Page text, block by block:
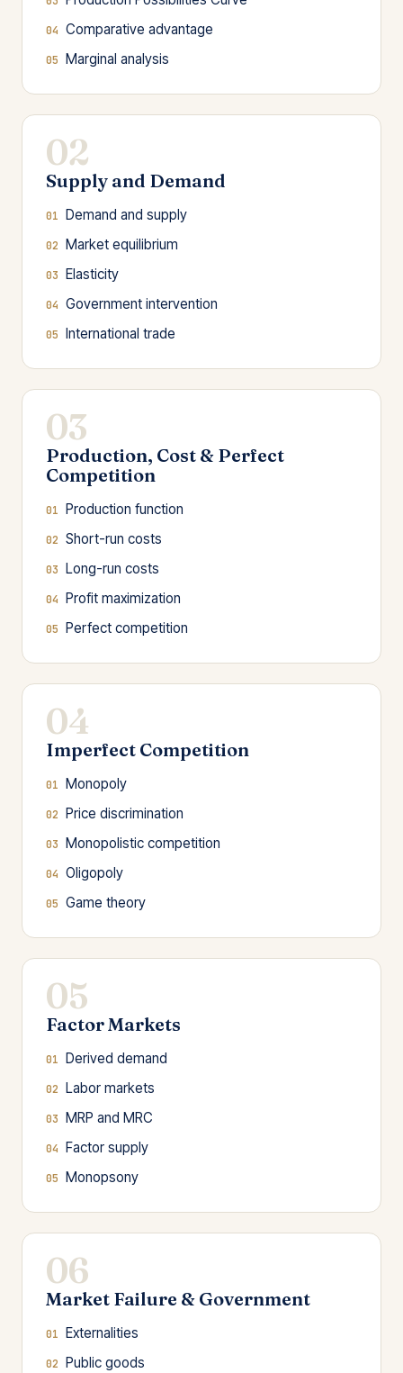
Comparative advantage
Marginal analysis
02
Supply and Demand
Demand and supply
Market equilibrium
Elasticity
Government intervention
International trade
03
Production, Cost & Perfect
Competition
Production function
Short-run costs
Long-run costs
Profit maximization
Perfect competition
04
Imperfect Competition
Monopoly
Price discrimination
Monopolistic competition
Oligopoly
Game theory
05
Factor Markets
Derived demand
Labor markets
MRP and MRC
Factor supply
Monopsony
06
Market Failure & Government
Externalities
Public goods